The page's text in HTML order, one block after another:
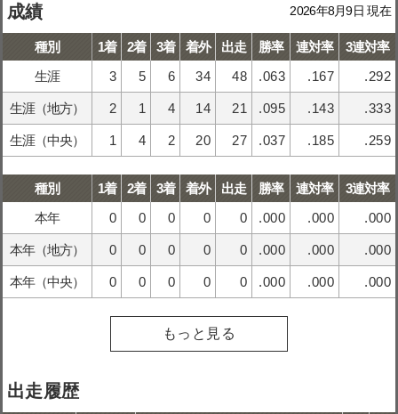
成績 2026年8月9日 現在
種別 1着 2着 3着 着外 出走 勝率 連対率
3連対率
生涯
3 5 6 34 48 .063 .167 .292
生涯（地方） 2 1 4 14 21 .095 .143 .333
生涯（中央） 1 4 2 20 27 .037 .185 .259
種別 1着 2着 3着 着外 出走 勝率 連対率
3連対率
本年
0 0 0 0 0 .000 .000 .000
本年（地方） 0 0 0 0 0 .000 .000 .000
本年（中央） 0 0 0 0 0 .000 .000 .000
もっと見る
出走履歴